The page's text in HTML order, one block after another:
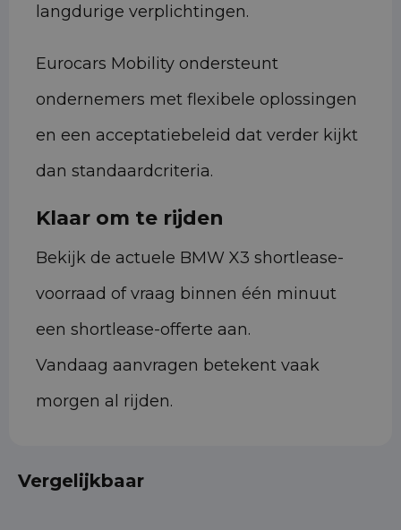
langdurige verplichtingen.
Eurocars Mobility ondersteunt
ondernemers met flexibele oplossingen
en een acceptatiebeleid dat verder kijkt
dan standaardcriteria.
Klaar om te rijden
Bekijk de actuele BMW X3 shortlease-
voorraad of vraag binnen één minuut
een shortlease-offerte aan.
Vandaag aanvragen betekent vaak
morgen al rijden.
Vergelijkbaar